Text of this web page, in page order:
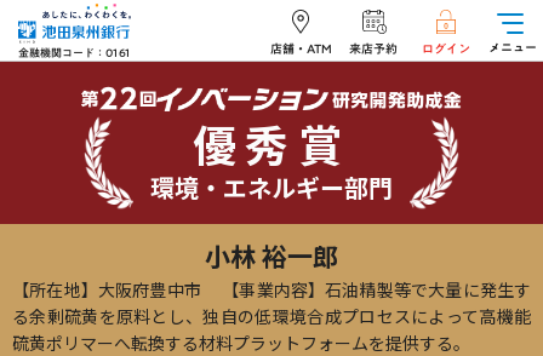
金融機関コード：0161 店舗・ATM 来店予約 ログイン メニュー
優秀賞
環境・エネルギー部門
小林 裕一郎
【所在地】大阪府豊中市
【事業内容】石油精製等で大量に発生す
る余剰硫黄を原料とし、独自の低環境合成プロセスによって高機能
硫黄ポリマーへ転換する材料プラットフォームを提供する。